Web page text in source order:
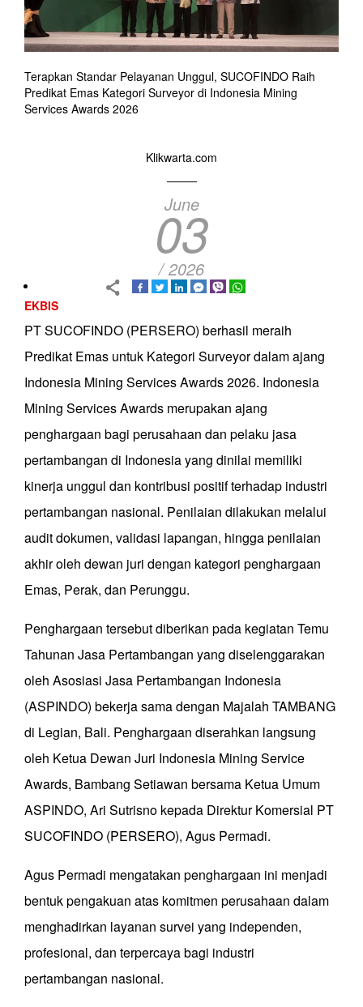
Terapkan Standar Pelayanan Unggul, SUCOFINDO Raih
Predikat Emas Kategori Surveyor di Indonesia Mining
Services Awards 2026
Klikwarta.com
June
03
/ 2026
EKBIS
PT SUCOFINDO (PERSERO) berhasil meraih
Predikat Emas untuk Kategori Surveyor dalam ajang
Indonesia Mining Services Awards 2026. Indonesia
Mining Services Awards merupakan ajang
penghargaan bagi perusahaan dan pelaku jasa
pertambangan di Indonesia yang dinilai memiliki
kinerja unggul dan kontribusi positif terhadap industri
pertambangan nasional. Penilaian dilakukan melalui
audit dokumen, validasi lapangan, hingga penilaian
akhir oleh dewan juri dengan kategori penghargaan
Emas, Perak, dan Perunggu.
Penghargaan tersebut diberikan pada kegiatan Temu
Tahunan Jasa Pertambangan yang diselenggarakan
oleh Asosiasi Jasa Pertambangan Indonesia
(ASPINDO) bekerja sama dengan Majalah TAMBANG
di Legian, Bali. Penghargaan diserahkan langsung
oleh Ketua Dewan Juri Indonesia Mining Service
Awards, Bambang Setiawan bersama Ketua Umum
ASPINDO, Ari Sutrisno kepada Direktur Komersial PT
SUCOFINDO (PERSERO), Agus Permadi.
Agus Permadi mengatakan penghargaan ini menjadi
bentuk pengakuan atas komitmen perusahaan dalam
menghadirkan layanan survei yang independen,
profesional, dan terpercaya bagi industri
pertambangan nasional.